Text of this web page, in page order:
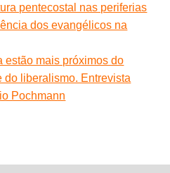
pentecostal nas periferias
dos evangélicos na
estão mais próximos do
do liberalismo. Entrevista
Pochmann